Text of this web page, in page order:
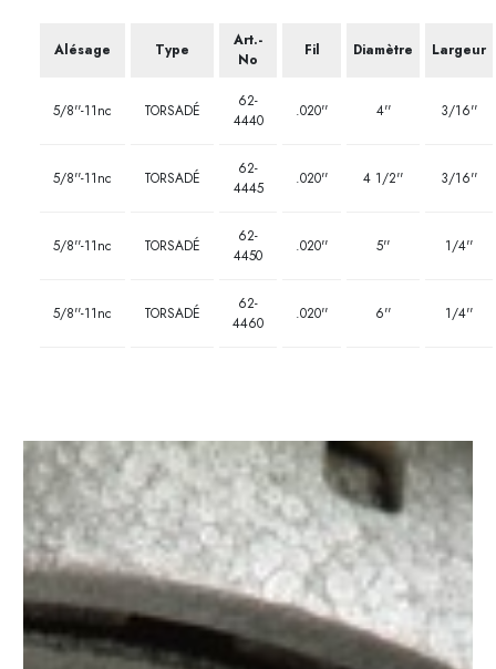
Alésage Type
Art.-
No
Fil Diamètre Largeur
5/8''-11nc TORSADÉ
62-
4440
.020'' 4'' 3/16''
5/8''-11nc TORSADÉ
62-
4445
.020'' 4 1/2'' 3/16''
5/8''-11nc TORSADÉ
62-
4450
.020'' 5'' 1/4''
5/8''-11nc TORSADÉ
62-
4460
.020'' 6'' 1/4''